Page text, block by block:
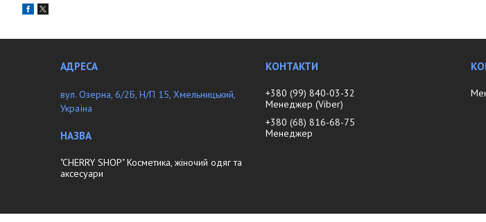
вул. Озерна, 6/2Б, Н/П 15, Хмельницький,
Україна
"CHERRY SHOP" Косметика, жіночий одяг та
аксесуари
+380 (99) 840-03-32
Менеджер (Viber)
+380 (68) 816-68-75
Менеджер